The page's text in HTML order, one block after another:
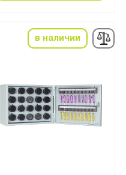
в наличии